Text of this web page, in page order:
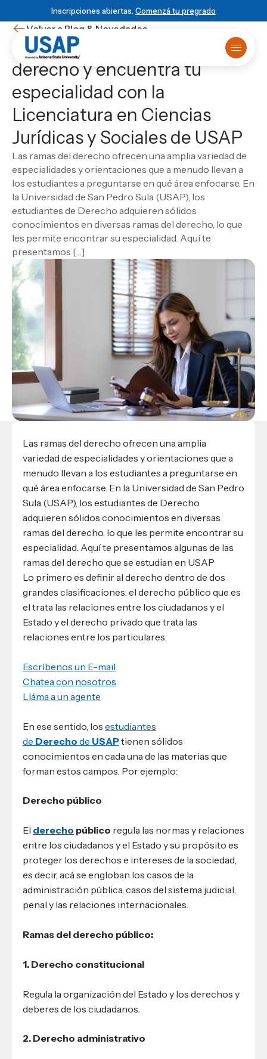
Inscripciones abiertas. Comenzá tu pregrado
Oferta académica
Primer ingreso
Sobre USAP
Blog & Novedades
Matricula virtual
Campus Virtual
Biblioteca
USAP Plus
DUX
Matricularme Ahora
ESCUELA
Escuela de Ciencias Informáticas
Escuela de Ciencias de la Administración y los
Negocios
Escuela de Ciencias Industriales
Escuela de Mercadotecnia
Escuela de Diseño
Escuela de Turismo y Lenguas Extranjeras
Escuela de Ciencias Agronómicas
Escuela de Derecho
Escuela de Ciencias de la Comunicación
Escuela de Ciencias de la Salud
Escuela de Arquitectura
Ver toda la oferta académica
¿Ya sabés que estudiar?
Escuela deNegocios
Conocé DUX
Matrículas online
Primer Ingreso
Traslado universitario
Reuniones informativas
Test de orientación
Solicitá más información
Datos de contacto
admisiones@usap.edu
+504 2561-8727
Ave. Circunvalación, San Pedro Sula,
HISTORIA USAP
Historia de USAP
Educación STEM
Liderazgo y normas
Cátedra Rafael Heliodoro Valle
DUX Escuela de Negocios y Gobierno en
Honduras
VIDA USAP
Vida estudiantil
Beneficios
Calendario académico
Consultorio jurídico
Materiales para alumnos
EXCELENCIA USAP
Lifelong Learning University
Responsabilidad social y sostenibilidad
¿Que es USAP+?
RECURSOS
Ayuda en línea
Guía de Servicios Académicos y Administrativos
Manual M365
Manual Moddle
Normas Académicas
POWERED BY ASU
Arizona State University
Programa 4+1
Vinculación Externa
Empezálocal, graduate
global
Conocé el programa 4+1
Experiencias de alumnos
internacionales
Conocé experiencias
BLOG & NOVEDADES
Blog
Noticias
Eventos
Novedades
Ver todas las entradas
Novedad
Las carreras más visionarias
Leer artículo
Evento
USAP integra RediEShn
Leer artículo
Volver a Blog & Novedades
Descubre las ramas del
derecho y encuentra tu
especialidad con la
Licenciatura en Ciencias
Jurídicas y Sociales de USAP
Las ramas del derecho ofrecen una amplia variedad de
especialidades y orientaciones que a menudo llevan a
los estudiantes a preguntarse en qué área enfocarse. En
la Universidad de San Pedro Sula (USAP), los
estudiantes de Derecho adquieren sólidos
conocimientos en diversas ramas del derecho, lo que
les permite encontrar su especialidad. Aquí te
presentamos […]
Las ramas del derecho ofrecen una amplia
variedad de especialidades y orientaciones que a
menudo llevan a los estudiantes a preguntarse en
qué área enfocarse. En la Universidad de San Pedro
Sula (USAP), los estudiantes de Derecho
adquieren sólidos conocimientos en diversas
ramas del derecho, lo que les permite encontrar su
especialidad. Aquí te presentamos algunas de las
ramas del derecho que se estudian en USAP
Lo primero es definir al derecho dentro de dos
grandes clasificaciones: el derecho público que es
el trata las relaciones entre los ciudadanos y el
Estado y el derecho privado que trata las
relaciones entre los particulares.
Escríbenos un E-mail
Chatea con nosotros
Lláma a un agente
En ese sentido, los estudiantes
de Derecho de USAPtienen sólidos
conocimientos en cada una de las materias que
forman estos campos. Por ejemplo:
Derecho público
El derecho público regula las normas y relaciones
entre los ciudadanos y el Estado y su propósito es
proteger los derechos e intereses de la sociedad,
es decir, acá se engloban los casos de la
administración pública, casos del sistema judicial,
penal y las relaciones internacionales.
Ramas del derecho público:
1. Derecho constitucional
Regula la organización del Estado y los derechos y
deberes de los ciudadanos.
2. Derecho administrativo